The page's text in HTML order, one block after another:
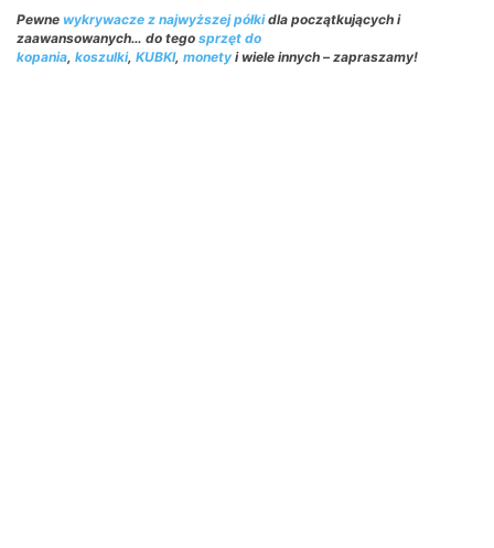
Pewne wykrywacze z najwyższej półkidla początkujących i
zaawansowanych… do tego sprzęt do
kopania, koszulki, KUBKI, monety i wiele innych – zapraszamy!